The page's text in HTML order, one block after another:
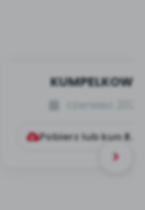
KUMPELKOWO
Pobierz lub kup